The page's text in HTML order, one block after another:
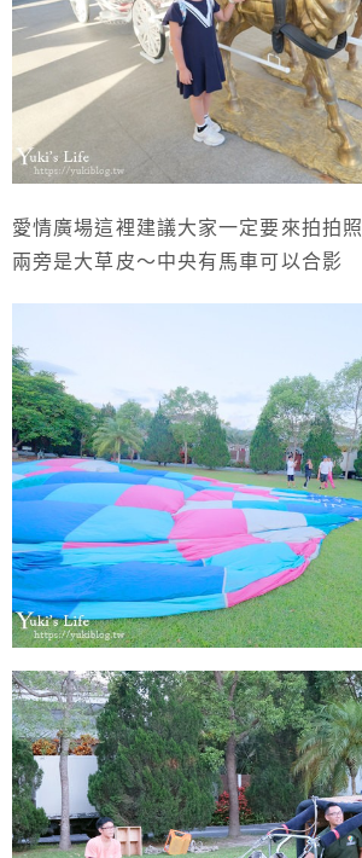
愛情廣場這裡建議大家一定要來拍拍照
兩旁是大草皮～中央有馬車可以合影